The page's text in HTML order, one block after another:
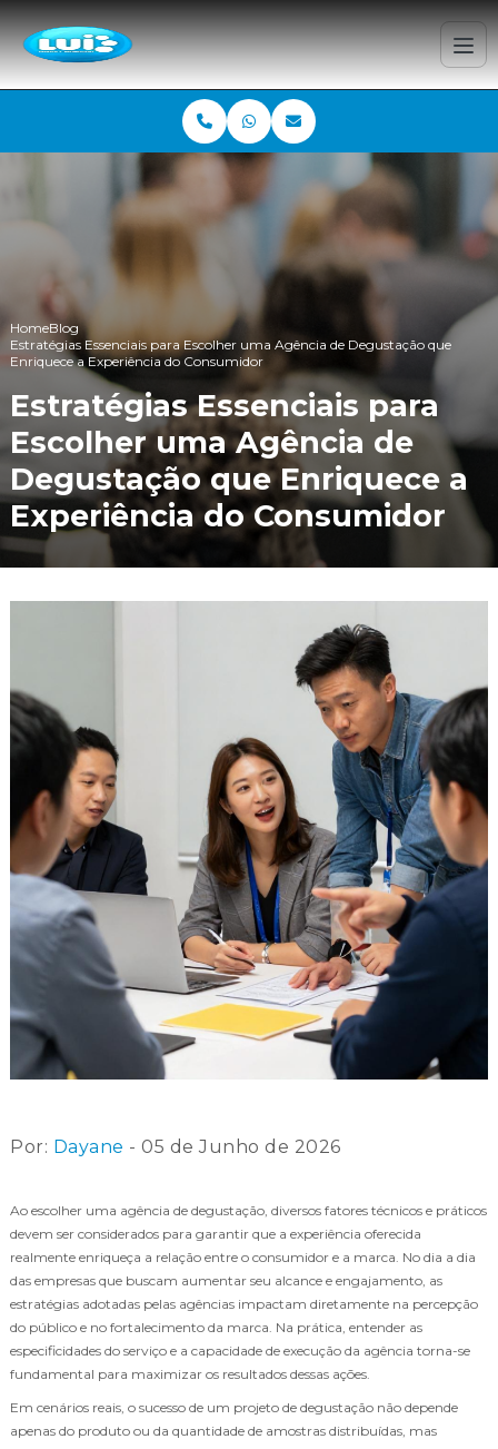
HomeBlog
Estratégias Essenciais para Escolher uma Agência de Degustação que
Enriquece a Experiência do Consumidor
Estratégias Essenciais para
Escolher uma Agência de
Degustação que Enriquece a
Experiência do Consumidor
Por: Dayane - 05 de Junho de 2026
Ao escolher uma agência de degustação, diversos fatores técnicos e práticos
devem ser considerados para garantir que a experiência oferecida
realmente enriqueça a relação entre o consumidor e a marca. No dia a dia
das empresas que buscam aumentar seu alcance e engajamento, as
estratégias adotadas pelas agências impactam diretamente na percepção
do público e no fortalecimento da marca. Na prática, entender as
especificidades do serviço e a capacidade de execução da agência torna-se
fundamental para maximizar os resultados dessas ações.
Em cenários reais, o sucesso de um projeto de degustação não depende
apenas do produto ou da quantidade de amostras distribuídas, mas